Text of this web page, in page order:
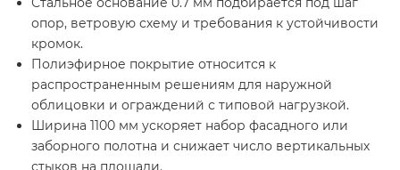
опор, ветровую схему и требования к устойчивости
кромок.
Полиэфирное покрытие относится к
распространенным решениям для наружной
облицовки и ограждений с типовой нагрузкой.
Ширина 1100 мм ускоряет набор фасадного или
заборного полотна и снижает число вертикальных
стыков на площади.